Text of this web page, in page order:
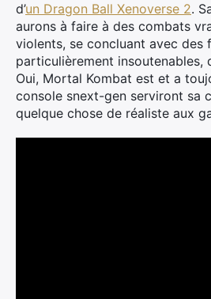
d’un Dragon Ball Xenoverse 2.
aurons à faire à des combats
violents, se concluant avec des
particulièrement insoutenables,
Oui, Mortal Kombat est et a
console snext-gen serviront sa
quelque chose de réaliste aux